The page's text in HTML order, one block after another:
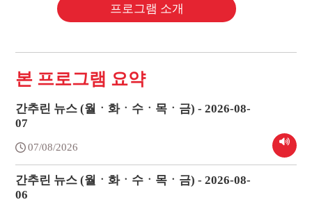
프로그램 소개
본 프로그램 요약
간추린 뉴스 (월ㆍ화ㆍ수ㆍ목ㆍ금) - 2026-08-
07
07/08/2026
간추린 뉴스 (월ㆍ화ㆍ수ㆍ목ㆍ금) - 2026-08-
06